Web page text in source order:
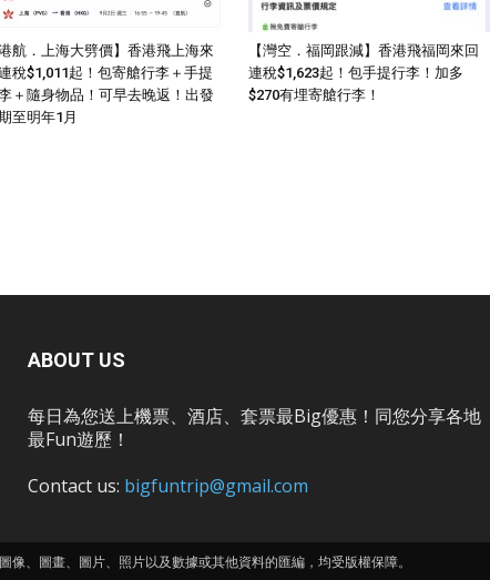
港航．上海大劈價】香港飛上海來
稅$1,011起！包寄艙行李＋手提
＋隨身物品！可早去晚返！出發
至明年1月
【灣空．福岡跟減】香港飛福岡來回
連稅$1,623起！包手提行李！加多
$270有埋寄艙行李！
ABOUT US
每日為您送上機票、酒店、套票最Big優惠！同您分享各地
最Fun遊歷！
Contact us: bigfuntrip@gmail.com
、圖畫、圖片、照片以及數據或其他資料的匯編，均受版權保障。